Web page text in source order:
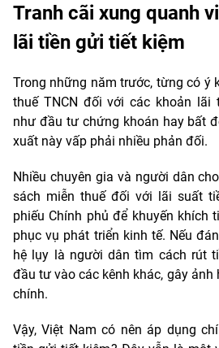
Tranh cãi xung quanh
lãi tiền gửi tiết kiệm
Trong những năm trước, từng có ý
thuế TNCN đối với các khoản lãi
như đầu tư chứng khoán hay bất
xuất này vấp phải nhiều phản đối.
Nhiều chuyên gia và người dân
sách miễn thuế đối với lãi suất
phiếu Chính phủ để khuyến khích
phục vụ phát triển kinh tế. Nếu
hệ lụy là người dân tìm cách rút
đầu tư vào các kênh khác, gây
chính.
Vậy, Việt Nam có nên áp dụng